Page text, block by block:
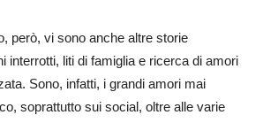
però, vi sono anche altre storie
interrotti, liti di famiglia e ricerca di amori
Sono, infatti, i grandi amori mai
soprattutto sui social, oltre alle varie